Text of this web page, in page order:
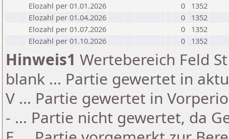
Elozahl per 01.01.2026
0
1352
Elozahl per 01.04.2026
0
1352
Elozahl per 01.07.2026
0
1352
Elozahl per 01.10.2026
0 1352
Hinweis1 Wertebereich Feld
blank ... Partie gewertet in
V ... Partie gewertet in
- ... Partie nicht gewertet, da